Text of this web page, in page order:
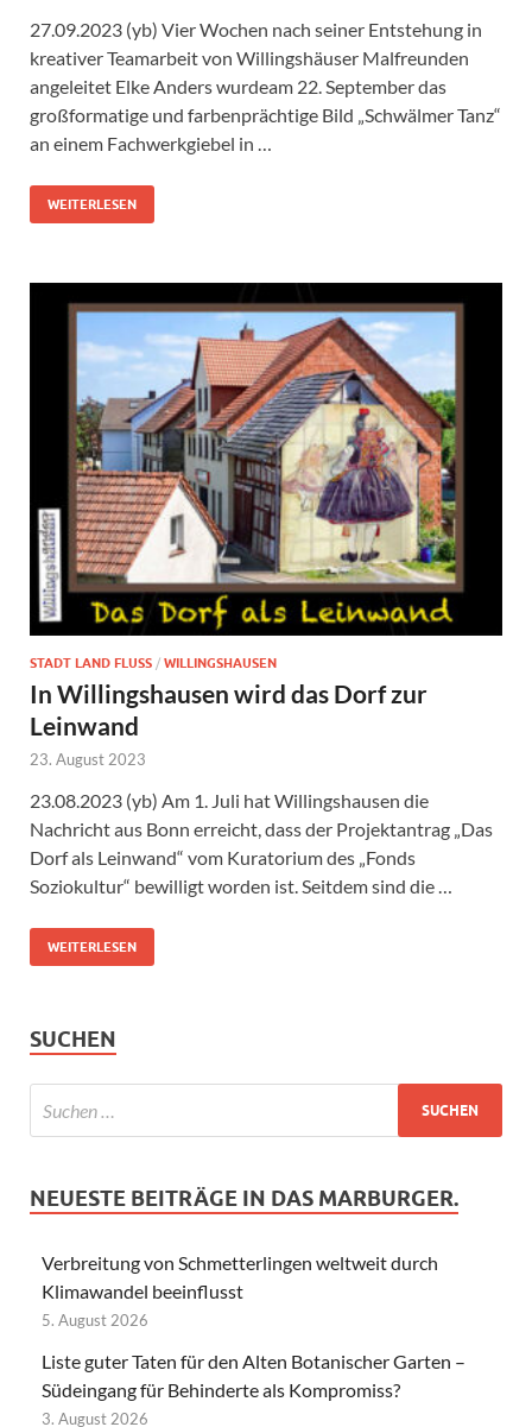
27.09.2023 (yb) Vier Wochen nach seiner Entstehung in
kreativer Teamarbeit von Willingshäuser Malfreunden
angeleitet Elke Anders wurdeam 22. September das
großformatige und farbenprächtige Bild „Schwälmer Tanz“
an einem Fachwerkgiebel in …
WEITERLESEN
STADT LAND FLUSS / WILLINGSHAUSEN
In Willingshausen wird das Dorf zur
Leinwand
23. August 2023
23.08.2023 (yb) Am 1. Juli hat Willingshausen die
Nachricht aus Bonn erreicht, dass der Projektantrag „Das
Dorf als Leinwand“ vom Kuratorium des „Fonds
Soziokultur“ bewilligt worden ist. Seitdem sind die …
WEITERLESEN
SUCHEN
NEUESTE BEITRÄGE IN DAS MARBURGER.
Verbreitung von Schmetterlingen weltweit durch
Klimawandel beeinflusst
5. August 2026
Liste guter Taten für den Alten Botanischer Garten –
Südeingang für Behinderte als Kompromiss?
3. August 2026